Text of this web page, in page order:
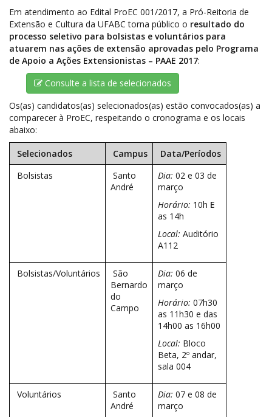
Em atendimento ao Edital ProEC 001/2017, a Pró-Reitoria de
Extensão e Cultura da UFABC torna público o resultado do
processo seletivo para bolsistas e voluntários para
atuarem nas ações de extensão aprovadas pelo Programa
de Apoio a Ações Extensionistas – PAAE 2017:
Consulte a lista de selecionados
Os(as) candidatos(as) selecionados(as) estão convocados(as) a
comparecer à ProEC, respeitando o cronograma e os locais
abaixo:
Selecionados Campus
Data/Períodos
Bolsistas
Santo
André
Dia: 02 e 03 de
março
Horário: 10h E
as 14h
Local: Auditório
A112
Bolsistas/Voluntários
São
Bernardo
do
Campo
Dia: 06 de
março
Horário: 07h30
as 11h30 e das
14h00 as 16h00
Local: Bloco
Beta, 2º andar,
sala 004
Voluntários
Santo
André
Dia: 07 e 08 de
março